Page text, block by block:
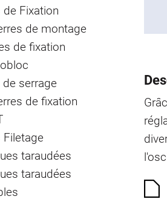
de Fixation
de montage
de fixation
de serrage
de fixation
Filetage
taraudées
taraudées